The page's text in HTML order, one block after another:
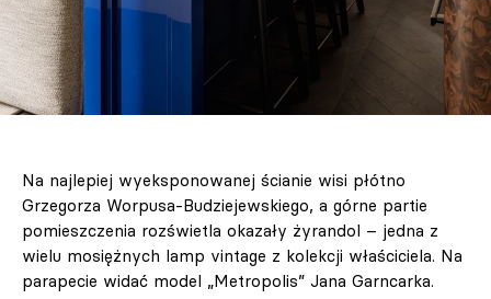
Na najlepiej wyeksponowanej ścianie wisi płótno
Grzegorza Worpusa-Budziejewskiego, a górne partie
pomieszczenia rozświetla okazały żyrandol – jedna z
wielu mosiężnych lamp vintage z kolekcji właściciela. Na
parapecie widać model „Metropolis” Jana Garncarka.